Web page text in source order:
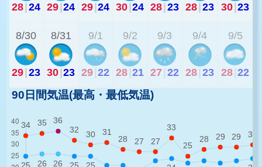
28|24 29|24 29|24 30|24 28|23 28|23 30|23
8/30
29|23
8/31
30|23
9/1
29 22
9/2
28 21
9/3
27 22
9/4
28 23
9/5
28 22
90日間気温(最高・最低気温)